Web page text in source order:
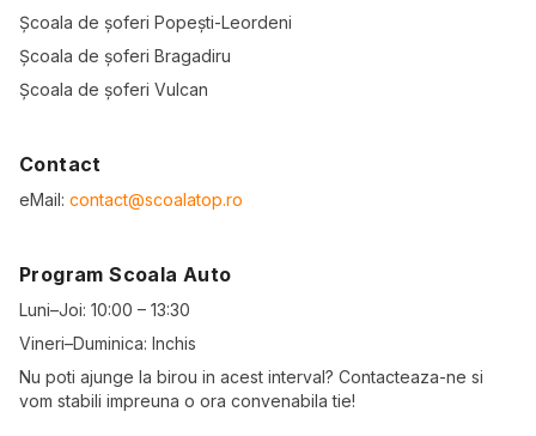
Școala de șoferi Popești-Leordeni
Școala de șoferi Bragadiru
Școala de șoferi Vulcan
Contact
eMail: contact@scoalatop.ro
Program Scoala Auto
Luni–Joi: 10:00 – 13:30
Vineri–Duminica: Inchis
Nu poti ajunge la birou in acest interval? Contacteaza-ne si
vom stabili impreuna o ora convenabila tie!